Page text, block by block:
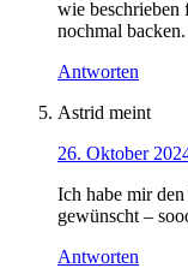
wie
nochmal backen.
Antworten
Astrid meint
26. Oktober
Ich habe mir
gewünscht –
Antworten